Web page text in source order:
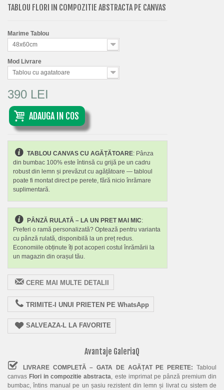
TABLOU FLORI IN COMPOZITIE ABSTRACTA PE CANVAS
Marime Tablou
48x60cm
Mod Livrare
Tablou cu agatatoare
390 LEI
ADAUGA IN COS
TABLOU CANVAS CU AGĂȚĂTOARE: Pânza
din bumbac 100% este întinsă cu grijă pe un cadru
robust din lemn și prevăzut cu agățătoare — tabloul
poate fi montat direct pe perete, fără nicio înrămare
suplimentară.
PÂNZĂ RULATĂ – LA UN PRET MAI MIC:
Preferi o ramă personalizată? Optează pentru varianta
cu pânză rulată, disponibilă la un preț redus.
Economiile obținute îți pot acoperi costul înrămării la
un magazin din orașul tău.
CERE MAI MULTE DETALII
TRIMITE-I UNUI PRIETEN PE WhatsApp
SALVEAZA-L LA FAVORITE
Avantaje GaleriaQ
LIVRARE COMPLETĂ – GATA DE AGĂȚAT PE PERETE:Tabloul
canvasFlori in compozitie abstracta, este imprimat pe pânză premium din
bumbac, întins manual pe un șasiu rezistent din lemn și livrat cu sistem de